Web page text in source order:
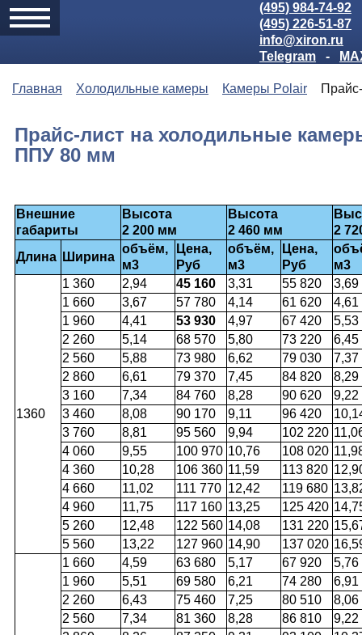
(495) 984-74-92
(495) 226-51-87
info@xiron.ru
Telegram
-
Главная Холодильные камеры Камеры Polair
Прайс-лист на холодильные
ППУ 80 мм
Внешние
габариты
Высота
2 200 мм
Высота
2 460 мм
2
Длина Ширина
объём,
м3
Цена,
Руб
объём,
м3
Цена,
Руб
м3
1360
1 360 2,94 45 160 3,31 55 820
3,69
1 660
3,67 57 780 4,14 61 620
4,61
1 960
4,41 53 930 4,97 67 420
5,53
2 260
5,14 68 570 5,80 73 220
6,45
2 560
5,88 73 980 6,62 79 030
7,37
2 860
6,61 79 370 7,45 84 820
8,29
3 160
7,34 84 760 8,28 90 620
9,22
3 460
8,08 90 170 9,11 96 420
3 760
8,81 95 560 9,94 102 220
4 060
9,55 100 970 10,76 108 020
4 360
10,28 106 360 11,59 113 820
4 660
11,02 111 770 12,42 119 680
4 960
11,75 117 160 13,25 125 420
5 260
12,48 122 560 14,08 131 220
5 560
13,22 127 960 14,90 137 020
1 660 4,59 63 680 5,17 67 920
5,76
1 960
5,51 69 580 6,21 74 280
6,91
2 260
6,43 75 460 7,25 80 510
8,06
2 560
7,34 81 360 8,28 86 810
9,22